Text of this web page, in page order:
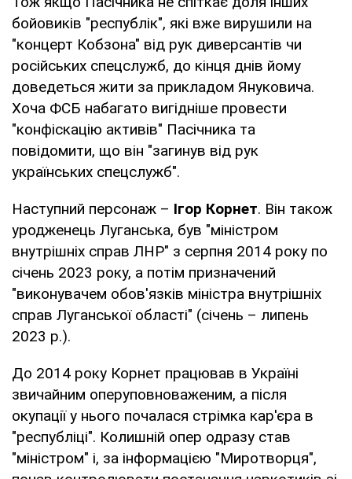
бойовиків "республік", які вже вирушили на
"концерт Кобзона" від рук диверсантів чи
російських спецслужб, до кінця днів йому
доведеться жити за прикладом Януковича.
Хоча ФСБ набагато вигідніше провести
"конфіскацію активів" Пасічника та
повідомити, що він "загинув від рук
українських спецслужб".
Наступний персонаж – Ігор Корнет. Він також
уродженець Луганська, був "міністром
внутрішніх справ ЛНР" з серпня 2014 року по
січень 2023 року, а потім призначений
"виконувачем обов'язків міністра внутрішніх
справ Луганської області" (січень – липень
2023 р.).
До 2014 року Корнет працював в Україні
звичайним оперуповноваженим, а після
окупації у нього почалася стрімка кар'єра в
"республіці". Колишній опер одразу став
"міністром" і, за інформацією "Миротворця",